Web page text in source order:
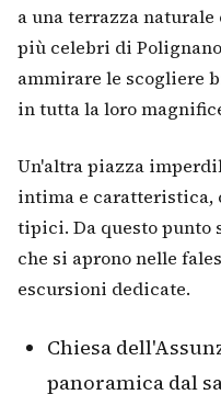
a una terrazza
più celebri di
ammirare le scogliere
in tutta la loro
Un'altra piazza
intima e caratteristica,
tipici. Da questo punto
che si aprono nelle
escursioni dedicate.
Chiesa
panoramica dal